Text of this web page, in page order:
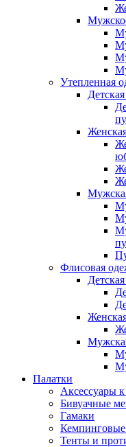
Утепленная
Флисовая
Палатки
Аксессуары
Бивуачные
Гамаки
Кемпинговые
Тенты и